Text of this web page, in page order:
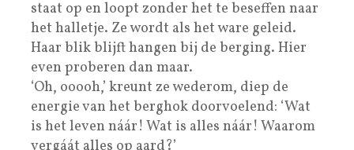
staat op en loopt zonder het te beseffen naar
het halletje. Ze wordt als het ware geleid.
Haar blik blijft hangen bij de berging. Hier
even proberen dan maar.
‘Oh, ooooh,’ kreunt ze wederom, diep de
energie van het berghok doorvoelend: ‘Wat
is het leven náár! Wat is alles náár! Waarom